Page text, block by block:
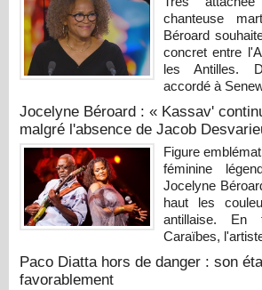
chanteuse
Béroard
concret entre
les Antilles.
accordé à
Jocelyne Béroard : « Kassav'
malgré l'absence de Jacob
Figure
féminine
Jocelyne
haut les
antillaise. En
Caraïbes,
Paco Diatta hors de danger : son
favorablement